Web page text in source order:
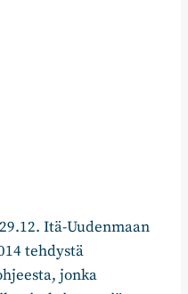
Itä-Uudenmaan
tehdystä
jonka